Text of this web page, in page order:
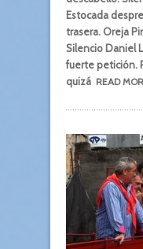
Estocada
trasera. Oreja
Silencio Daniel
fuerte petición.
quizá READ